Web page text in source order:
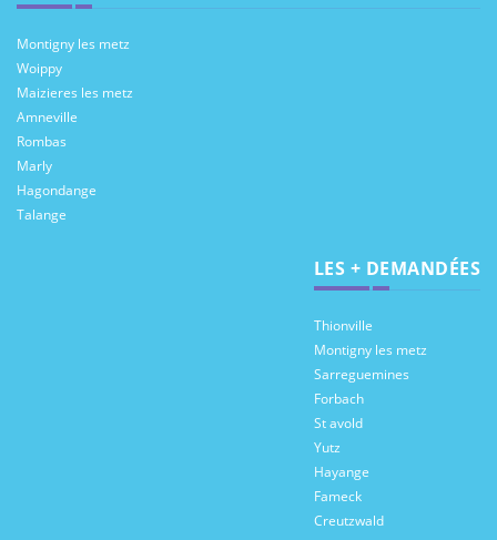
Montigny les metz
Woippy
Maizieres les metz
Amneville
Rombas
Marly
Hagondange
Talange
LES + DEMANDÉES
Thionville
Montigny les metz
Sarreguemines
Forbach
St avold
Yutz
Hayange
Fameck
Creutzwald